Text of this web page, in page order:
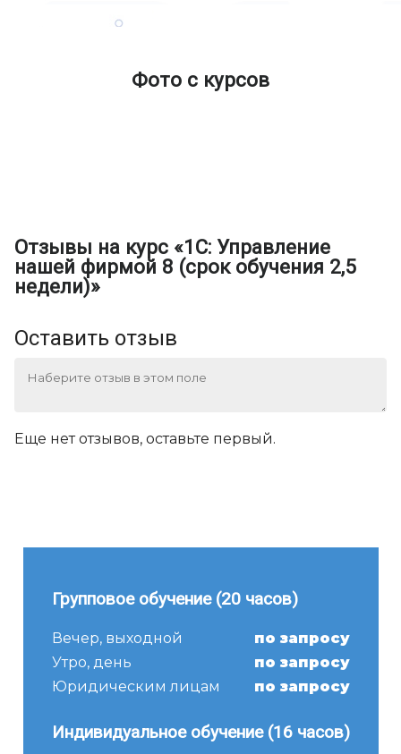
Фото с курсов
Отзывы на курс «1C: Управление
нашей фирмой 8 (срок обучения 2,5
недели)»
Оставить отзыв
Еще нет отзывов, оставьте первый.
Групповое обучение (20 часов)
Вечер, выходной
по запросу
Утро, день
по запросу
Юридическим лицам
по запросу
Индивидуальное обучение (16 часов)